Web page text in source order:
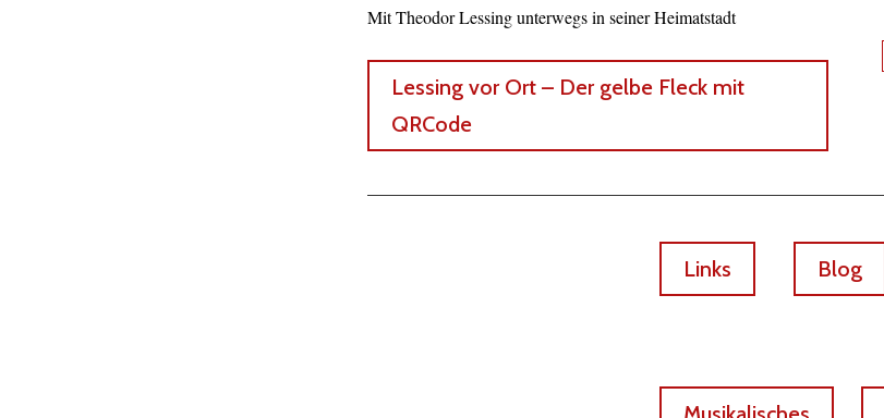
Mit Theodor Lessing unterwegs in seiner Heimatstadt
Lessing vor Ort – Der gelbe Fleck mit
QRCode
Links Blog